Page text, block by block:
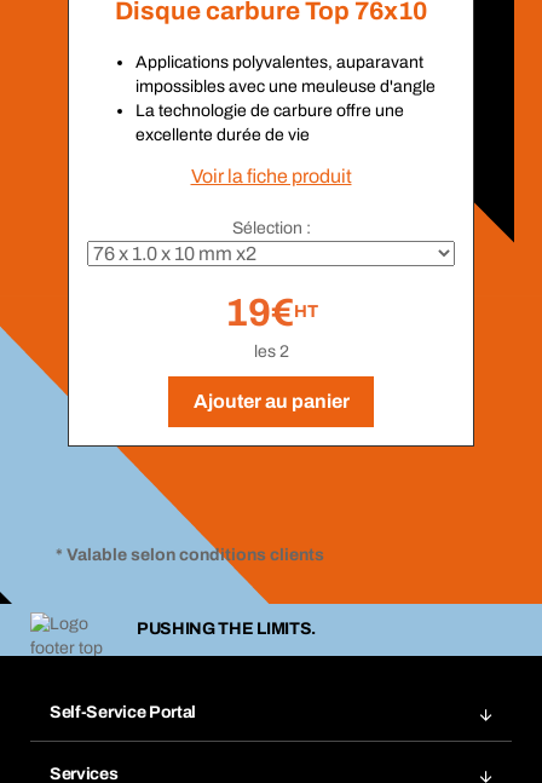
Disque carbure Top 76x10
Applications polyvalentes, auparavant
impossibles avec une meuleuse d'angle
La technologie de carbure offre une
excellente durée de vie
Voir la fiche produit
Sélection :
19€HT
les 2
Ajouter au panier
* Valable selon conditions clients
PUSHING THE LIMITS.
Self-Service Portal
Services